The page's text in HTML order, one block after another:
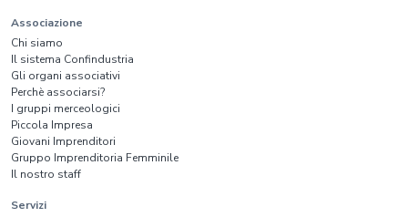
Associazione
Chi siamo
Il sistema Confindustria
Gli organi associativi
Perchè associarsi?
I gruppi merceologici
Piccola Impresa
Giovani Imprenditori
Gruppo Imprenditoria Femminile
Il nostro staff
Servizi